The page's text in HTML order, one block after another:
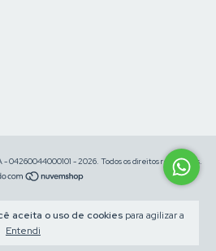
aceita o uso de cookies para agilizar a
Entendi
04260044000101 - 2026. Todos os direitos reservados.